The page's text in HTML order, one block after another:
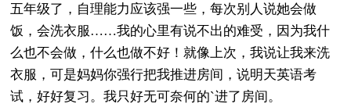
五年级了，自理能力应该强一些，每次别人说她会做
饭，会洗衣服……我的心里有说不出的难受，因为我什
么也不会做，什么也做不好！就像上次，我说让我来洗
衣服，可是妈妈你强行把我推进房间，说明天英语考
试，好好复习。我只好无可奈何的`进了房间。